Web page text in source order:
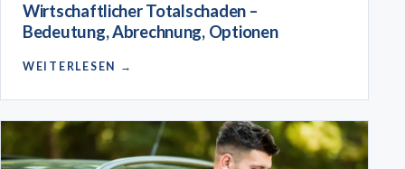
Wirtschaftlicher Totalschaden –
Bedeutung, Abrechnung, Optionen
WEITERLESEN →